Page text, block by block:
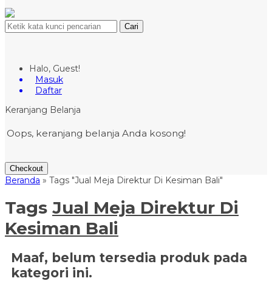
Cari
Halo, Guest!
Masuk
Daftar
Keranjang Belanja
Oops, keranjang belanja Anda kosong!
Checkout
Beranda » Tags "Jual Meja Direktur Di Kesiman Bali"
Tags Jual Meja Direktur Di
Kesiman Bali
Maaf, belum tersedia produk pada
kategori ini.